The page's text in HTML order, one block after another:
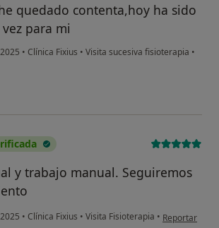
quedado contenta,hoy ha sido
para mi
• Clínica Fixius • Visita sucesiva fisioterapia •
Carmen
y trabajo manual. Seguiremos
• Clínica Fixius • Visita Fisioterapia • en opinión
Reportar